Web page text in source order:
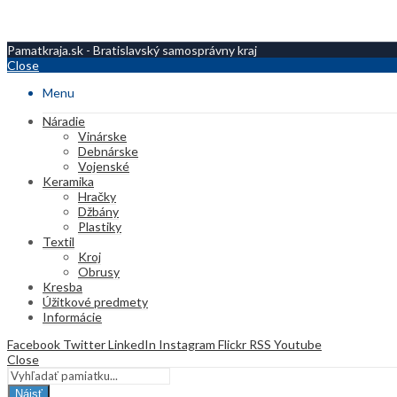
Pamatkraja.sk - Bratislavský samosprávny kraj
Close
Menu
Náradie
Vinárske
Debnárske
Vojenské
Keramika
Hračky
Džbány
Plastiky
Textil
Kroj
Obrusy
Kresba
Úžitkové predmety
Informácie
Facebook TwitterLinkedIn Instagram Flickr RSS Youtube
Close
Nájsť